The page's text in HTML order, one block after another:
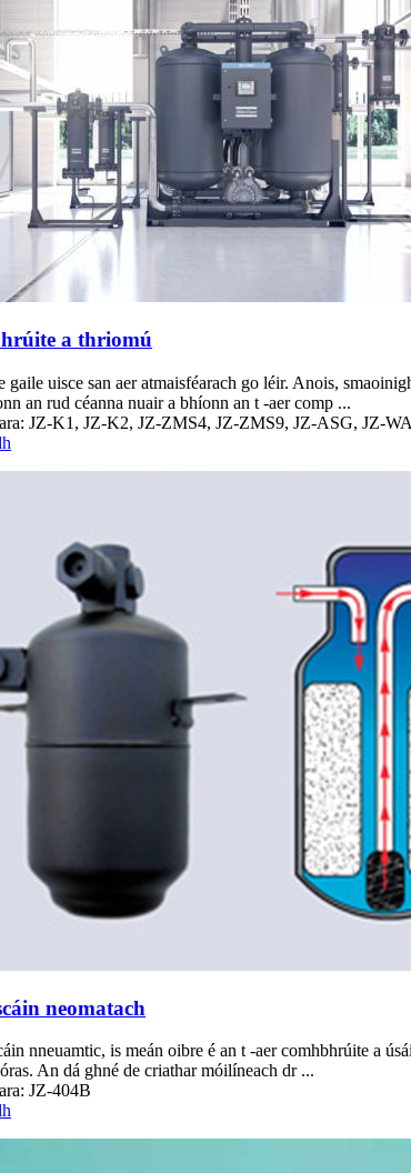
a thriomú
gaile uisce san aer atmaisféarach go léir. Anois,
an rud céanna nuair a bhíonn an t -aer comp ...
JZ-K1, JZ-K2, JZ-ZMS4, JZ-ZMS9, JZ-ASG, JZ-
neomatach
nneuamtic, is meán oibre é an t -aer comhbhrúite a
An dá ghné de criathar móilíneach dr ...
JZ-404B